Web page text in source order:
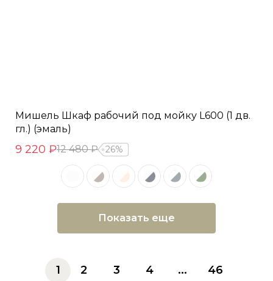
Мишель Шкаф рабочий под мойку L600 (1 дв.
гл.) (эмаль)
9 220 ₽12 480 ₽ 26%
Показать еще
1 2 3 4 ... 46